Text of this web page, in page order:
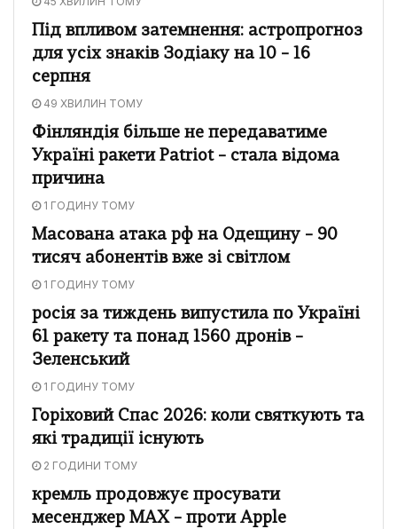
Під впливом затемнення: астропрогноз
для усіх знаків Зодіаку на 10 – 16
серпня
49 ХВИЛИН ТОМУ
Фінляндія більше не передаватиме
Україні ракети Patriot – стала відома
причина
1 ГОДИНУ ТОМУ
Масована атака рф на Одещину – 90
тисяч абонентів вже зі світлом
1 ГОДИНУ ТОМУ
росія за тиждень випустила по Україні
61 ракету та понад 1560 дронів –
Зеленський
1 ГОДИНУ ТОМУ
Горіховий Спас 2026: коли святкують та
які традиції існують
2 ГОДИНИ ТОМУ
кремль продовжує просувати
месенджер MAX – проти Apple